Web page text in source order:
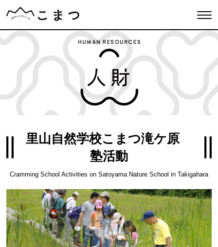
里山自然学校こまつ滝ケ原
塾活動
Cramming School Activities on Satoyama Nature School in Takigahara